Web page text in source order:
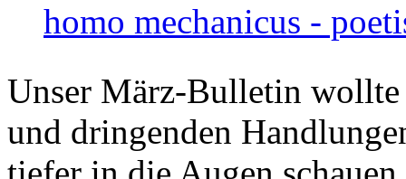
homo mechanicus -
Unser März-Bulletin
und dringenden